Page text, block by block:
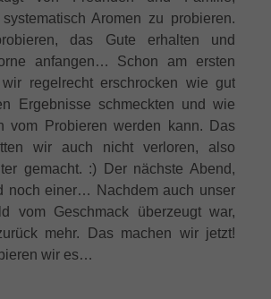
Aromen zu probieren.
das Gute erhalten und
anfangen… Schon am ersten
regelrecht erschrocken wie gut
Ergebnisse schmeckten und wie
vom Probieren werden kann. Das
wir auch nicht verloren, also
gemacht. :) Der nächste Abend,
noch einer… Nachdem auch unser
vom Geschmack überzeugt war,
mehr. Das machen wir jetzt!
wir es…